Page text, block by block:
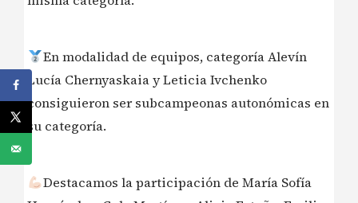
En modalidad de equipos, categoría Alevín
Lucía Chernyaskaia y Leticia Ivchenko
consiguieron ser subcampeonas autonómicas en
su categoría.
Destacamos la participación de María Sofía